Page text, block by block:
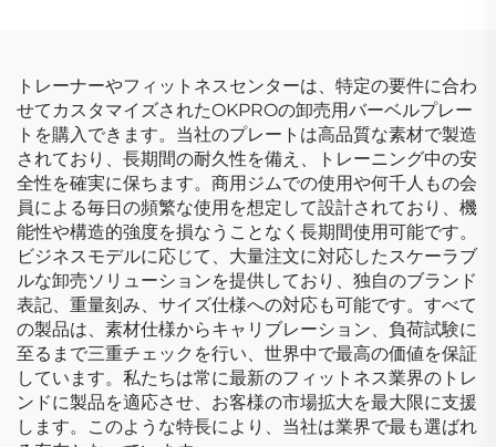
トレーナーやフィットネスセンターは、特定の要件に合わ
せてカスタマイズされたOKPROの卸売用バーベルプレー
トを購入できます。当社のプレートは高品質な素材で製造
されており、長期間の耐久性を備え、トレーニング中の安
全性を確実に保ちます。商用ジムでの使用や何千人もの会
員による毎日の頻繁な使用を想定して設計されており、機
能性や構造的強度を損なうことなく長期間使用可能です。
ビジネスモデルに応じて、大量注文に対応したスケーラブ
ルな卸売ソリューションを提供しており、独自のブランド
表記、重量刻み、サイズ仕様への対応も可能です。すべて
の製品は、素材仕様からキャリブレーション、負荷試験に
至るまで三重チェックを行い、世界中で最高の価値を保証
しています。私たちは常に最新のフィットネス業界のトレ
ンドに製品を適応させ、お客様の市場拡大を最大限に支援
します。このような特長により、当社は業界で最も選ばれ